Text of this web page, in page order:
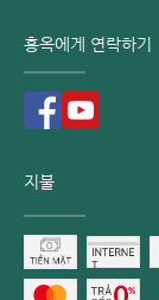
홍옥에게 연락하기
지불